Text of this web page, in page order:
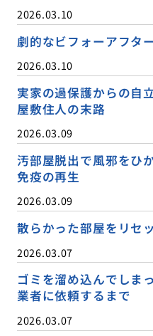
2026.03.10
劇的なビフォーアフタ
2026.03.10
実家の過保護からの自
屋敷住人の末路
2026.03.09
汚部屋脱出で風邪をひ
免疫の再生
2026.03.09
散らかった部屋をリセ
2026.03.07
ゴミを溜め込んでしま
業者に依頼するまで
2026.03.07